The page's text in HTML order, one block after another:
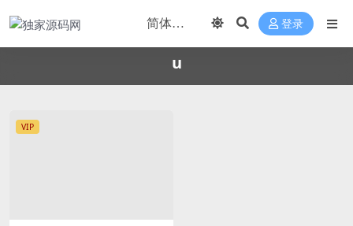
登录
u
VIP